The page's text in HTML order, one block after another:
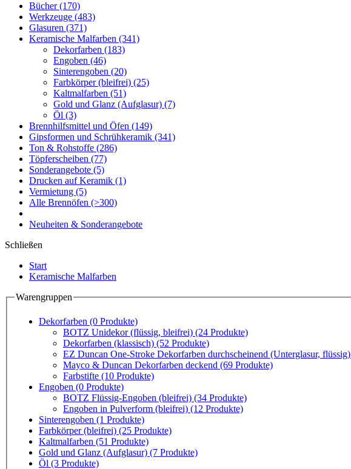
Bücher(170)
Werkzeuge (483)
Glasuren (371)
Keramische Malfarben (341)
Dekorfarben (183)
Engoben (46)
Sinterengoben (20)
Farbkörper (bleifrei) (25)
Kaltmalfarben (51)
Gold und Glanz (Aufglasur) (7)
Öl (3)
Brennhilfsmittel und Öfen (149)
Gipsformen und Schrühkeramik (341)
Ton & Rohstoffe (286)
Töpferscheiben (77)
Sonderangebote (5)
Drucken auf Keramik (1)
Vermietung (5)
Alle Brennöfen (>300)
Neuheiten & Sonderangebote
Schließen
Start
Keramische Malfarben
Warengruppen
Dekorfarben (0 Produkte)
BOTZ Unidekor (flüssig, bleifrei) (24 Produkte)
Dekorfarben (klassisch) (52 Produkte)
EZ Duncan One-Stroke Dekorfarben durchscheinend (Unterglasur, flüssig)
Mayco & Duncan Dekorfarben deckend (69 Produkte)
Farbstifte (10 Produkte)
Engoben (0 Produkte)
BOTZ Flüssig-Engoben (bleifrei) (34 Produkte)
Engoben in Pulverform (bleifrei) (12 Produkte)
Sinterengoben (1 Produkte)
Farbkörper (bleifrei) (25 Produkte)
Kaltmalfarben (51 Produkte)
Gold und Glanz (Aufglasur) (7 Produkte)
Öl (3 Produkte)